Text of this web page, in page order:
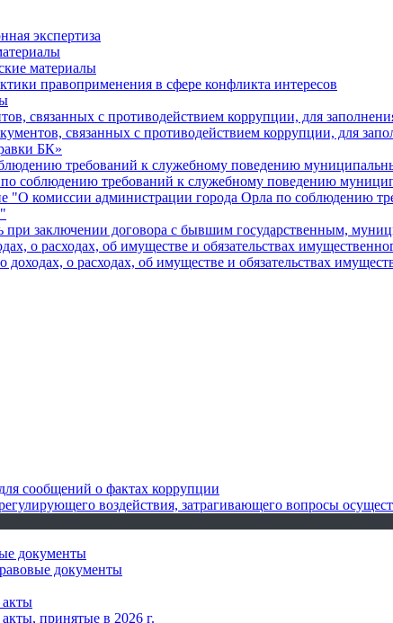
экспертиза
материалы
правоприменения в сфере конфликта интересов
связанных с противодействием коррупции, для
связанных с противодействием коррупции, для
БК»
требований к служебному поведению
соблюдению требований к служебному поведению
"О комиссии администрации города Орла по соблюдению
при заключении договора с бывшим государственным,
о расходах, об имуществе и обязательствах
доходах, о расходах, об имуществе и обязательствах
сообщений о фактах коррупции
воздействия, затрагивающего вопросы
документы
документы
принятые в 2026 г.